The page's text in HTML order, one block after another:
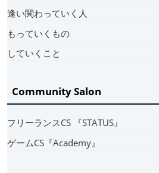
逢い関わっていく人
もっていくもの
していくこと
Community Salon
フリーランスCS 『STATUS』
ゲームCS『Academy』